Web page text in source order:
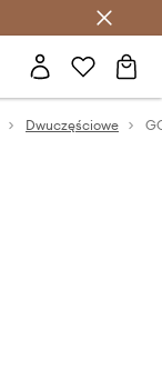
Dwuczęściowe